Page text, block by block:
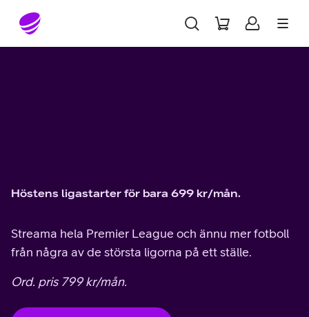
Gå till sidans innehåll
Höstens ligastarter för bara 699 kr/mån.
Streama hela Premier League och ännu mer fotboll
från några av de största ligorna på ett ställe.
Ord. pris 799 kr/mån.